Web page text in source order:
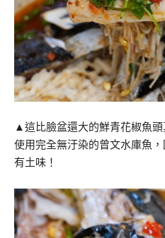
▲這比臉盆還大的鮮青花椒魚
使用完全無汙染的曾文水庫魚
有土味！